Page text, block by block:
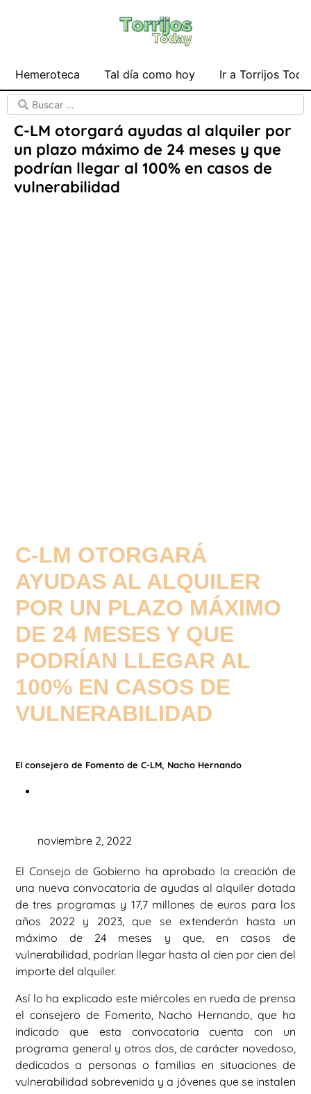
Hemeroteca Tal día como hoy Ir a Torrijos
C-LM otorgará ayudas al alquiler por
un plazo máximo de 24 meses y que
podrían llegar al 100% en casos de
vulnerabilidad
C-LM OTORGARÁ
AYUDAS AL ALQUILER
POR UN PLAZO MÁXIMO
DE 24 MESES Y QUE
PODRÍAN LLEGAR AL
100% EN CASOS DE
VULNERABILIDAD
El consejero de Fomento de C-LM, Nacho Hernando
noviembre 2, 2022
El Consejo de Gobierno ha aprobado la creación de
una nueva convocatoria de ayudas al alquiler dotada
de tres programas y 17,7 millones de euros para los
años 2022 y 2023, que se extenderán hasta un
máximo de 24 meses y que, en casos de
vulnerabilidad, podrían llegar hasta al cien por cien del
importe del alquiler.
Así lo ha explicado este miércoles en rueda de prensa
el consejero de Fomento, Nacho Hernando, que ha
indicado que esta convocatoria cuenta con un
programa general y otros dos, de carácter novedoso,
dedicados a personas o familias en situaciones de
vulnerabilidad sobrevenida y a jóvenes que se instalen